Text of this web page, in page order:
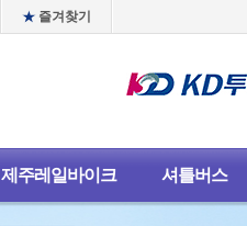
즐겨찾기
제주레일바이크 셔틀버스